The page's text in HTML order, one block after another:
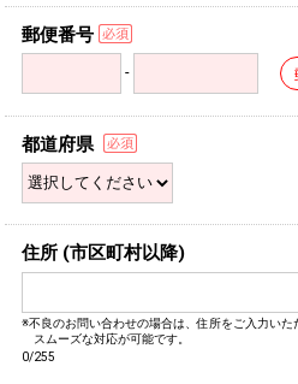
郵便番号
-
都道府県
住所 (市区町村以降)
※不良のお問い合わせの場合は、住所をご入力いた
スムーズな対応が可能です。
0/255